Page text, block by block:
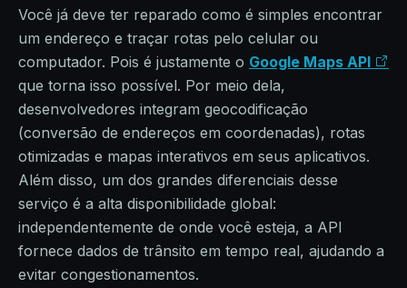
Você já deve ter reparado como é simples encontrar
um endereço e traçar rotas pelo celular ou
computador. Pois é justamente o Google Maps API
que torna isso possível. Por meio dela,
desenvolvedores integram geocodificação
(conversão de endereços em coordenadas), rotas
otimizadas e mapas interativos em seus aplicativos.
Além disso, um dos grandes diferenciais desse
serviço é a alta disponibilidade global:
independentemente de onde você esteja, a API
fornece dados de trânsito em tempo real, ajudando a
evitar congestionamentos.